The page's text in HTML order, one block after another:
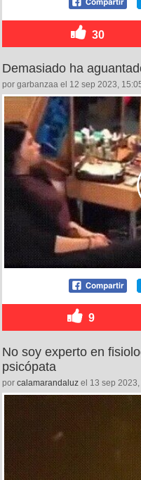
30
Demasiado ha
por garbanzaa el 12 sep 2023,
9
No soy experto en
psicópata
por calamarandaluz el 13 sep